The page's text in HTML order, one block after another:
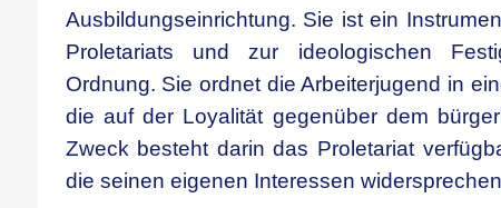
Ausbildungseinrichtung. Sie ist ein
Proletariats und zur ideologischen
Ordnung. Sie ordnet die Arbeiterjugend in
die auf der Loyalität gegenüber dem
Zweck besteht darin das Proletariat
die seinen eigenen Interessen